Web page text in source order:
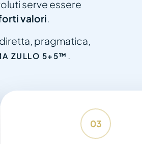
serve essere
valori.
pragmatica,
ZULLO 5+5™ .
03